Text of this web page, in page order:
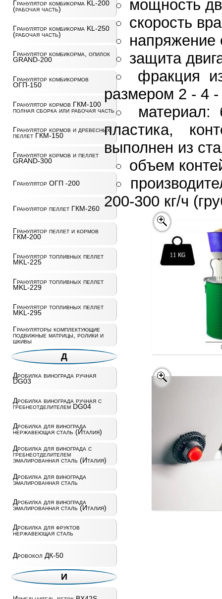
Гранулятор комбикорма KL-200
(рабочая часть)
Гранулятор комбикорма KL-250
(рабочая часть)
Гранулятор комбикорма, опилок
GRAND-200
Гранулятор комбикормов
ОГП-150
Гранулятор кормов ГКМ-100
полная сборка или рабочая часть
Гранулятор кормов и древесных
пеллет ГКМ-150
Гранулятор кормов и пеллет
GRAND-300
Гранулятор ОГП -200
Гранулятор пеллет ГКМ-260
Гранулятор пеллет и кормов
ГКМ-200
Гранулятор топливных пеллет
MKL-225
Гранулятор топливных пеллет
MKL-229
Гранулятор топливных пеллет
MKL-295
Грануляторы комплектующие
подвижные матрицы, ролики и
шкивы
Д
Дробилка винограда ручная
DG03
Дробилка винограда ручная с
гребнеотделителем DG04
Дробилка для винограда
нержавеющая сталь (Италия)
Дробилка для винограда с
гребнеотделителем
эмалированная сталь (Италия)
Дробилка для винограда
эмалированная сталь
Дробилка для винограда
эмалированная сталь (Италия)
Дробилка для фруктов
нержавеющая сталь
Дровокол ДК-50
И
мощность
скорость
напряжение
защита
фракция
размером 2 - 4
материал:
пластика,
выполнен из
объем
200-300 кг/ч